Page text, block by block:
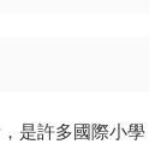
是許多國際小學